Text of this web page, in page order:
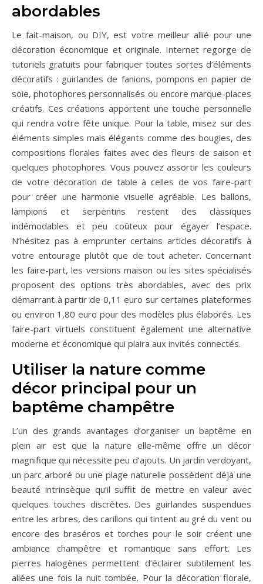
abordables
Le fait-maison, ou DIY, est votre meilleur allié pour une
décoration économique et originale. Internet regorge de
tutoriels gratuits pour fabriquer toutes sortes d’éléments
décoratifs : guirlandes de fanions, pompons en papier de
soie, photophores personnalisés ou encore marque-places
créatifs. Ces créations apportent une touche personnelle
qui rendra votre fête unique. Pour la table, misez sur des
éléments simples mais élégants comme des bougies, des
compositions florales faites avec des fleurs de saison et
quelques photophores. Vous pouvez assortir les couleurs
de votre décoration de table à celles de vos faire-part
pour créer une harmonie visuelle agréable. Les ballons,
lampions et serpentins restent des classiques
indémodables et peu coûteux pour égayer l’espace.
N’hésitez pas à emprunter certains articles décoratifs à
votre entourage plutôt que de tout acheter. Concernant
les faire-part, les versions maison ou les sites spécialisés
proposent des options très abordables, avec des prix
démarrant à partir de 0,11 euro sur certaines plateformes
ou environ 1,80 euro pour des modèles plus élaborés. Les
faire-part virtuels constituent également une alternative
moderne et économique qui plaira aux invités connectés.
Utiliser la nature comme
décor principal pour un
baptême champêtre
L’un des grands avantages d’organiser un baptême en
plein air est que la nature elle-même offre un décor
magnifique qui nécessite peu d’ajouts. Un jardin verdoyant,
un parc arboré ou une plage naturelle possèdent déjà une
beauté intrinsèque qu’il suffit de mettre en valeur avec
quelques touches discrètes. Des guirlandes suspendues
entre les arbres, des carillons qui tintent au gré du vent ou
encore des bras­éros et torches pour le soir créent une
ambiance champêtre et romantique sans effort. Les
pierres halogènes permettent d’éclairer subtilement les
allées une fois la nuit tombée. Pour la décoration florale,